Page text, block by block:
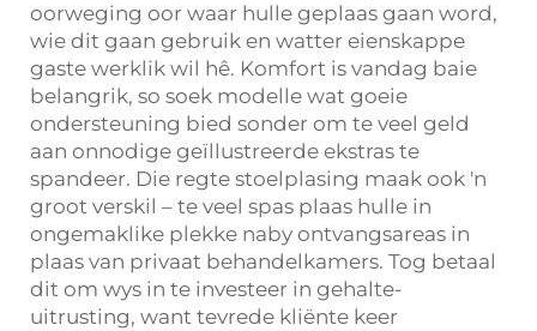
oorweging oor waar hulle geplaas gaan word,
wie dit gaan gebruik en watter eienskappe
gaste werklik wil hê. Komfort is vandag baie
belangrik, so soek modelle wat goeie
ondersteuning bied sonder om te veel geld
aan onnodige geïllustreerde ekstras te
spandeer. Die regte stoelplasing maak ook 'n
groot verskil – te veel spas plaas hulle in
ongemaklike plekke naby ontvangsareas in
plaas van privaat behandelkamers. Tog betaal
dit om wys in te investeer in gehalte-
uitrusting, want tevrede kliënte keer